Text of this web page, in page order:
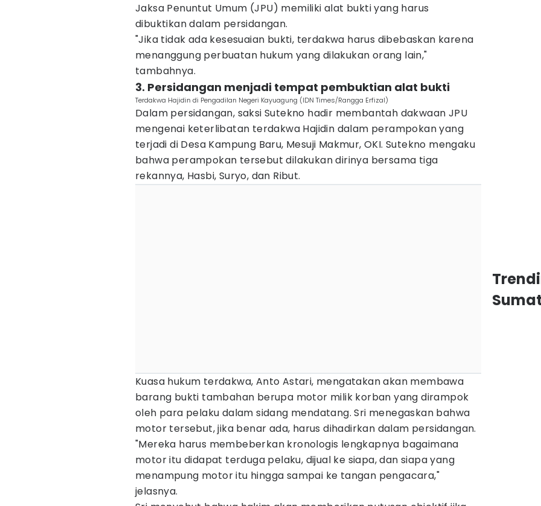
Jaksa Penuntut Umum (JPU) memiliki alat bukti yang harus
dibuktikan dalam persidangan.
"Jika tidak ada kesesuaian bukti, terdakwa harus dibebaskan karena
menanggung perbuatan hukum yang dilakukan orang lain,"
tambahnya.
3. Persidangan menjadi tempat pembuktian alat bukti
Terdakwa Hajidin di Pengadilan Negeri Kayuagung (IDN Times/Rangga Erfizal)
Dalam persidangan, saksi Sutekno hadir membantah dakwaan JPU
mengenai keterlibatan terdakwa Hajidin dalam perampokan yang
terjadi di Desa Kampung Baru, Mesuji Makmur, OKI. Sutekno mengaku
bahwa perampokan tersebut dilakukan dirinya bersama tiga
rekannya, Hasbi, Suryo, dan Ribut.
Kuasa hukum terdakwa, Anto Astari, mengatakan akan membawa
barang bukti tambahan berupa motor milik korban yang dirampok
oleh para pelaku dalam sidang mendatang. Sri menegaskan bahwa
motor tersebut, jika benar ada, harus dihadirkan dalam persidangan.
"Mereka harus membeberkan kronologis lengkapnya bagaimana
motor itu didapat terduga pelaku, dijual ke siapa, dan siapa yang
menampung motor itu hingga sampai ke tangan pengacara,"
jelasnya.